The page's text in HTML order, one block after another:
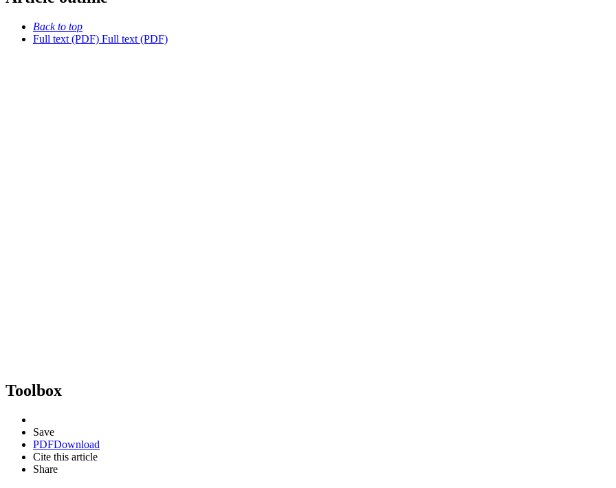
Back to top
Full text (PDF) Full text (PDF)
Toolbox
Save
PDFDownload
Cite this article
Share